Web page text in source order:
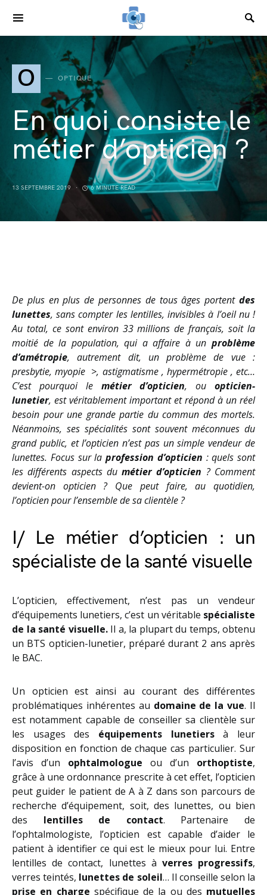
SEARCH FOR:
O OPTIQUE
En quoi consiste le
métier d’opticien ?
13 SEPTEMBRE 2019 6 MINUTE READ
De plus en plus de personnes de tous âges portent des
lunettes, sans compter les lentilles, invisibles à l’oeil nu !
Au total, ce sont environ 33 millions de français, soit la
moitié de la population, qui a affaire à un problème
d’amétropie, autrement dit, un problème de vue :
presbytie, myopie >, astigmatisme , hypermétropie , etc…
C’est pourquoi le métier d’opticien, ouopticien-
lunetier, est véritablement important et répond à un réel
besoin pour une grande partie du commun des mortels.
Néanmoins, ses spécialités sont souvent méconnues du
grand public, et l’opticien n’est pas un simple vendeur de
lunettes. Focus sur la profession d’opticien : quels sont
les différents aspects dumétier d’opticien ? Comment
devient-on opticien ? Que peut faire, au quotidien,
l’opticien pour l’ensemble de sa clientèle ?
I/ Le métier d’opticien : un
spécialiste de la santé visuelle
L’opticien, effectivement, n’est pas un vendeur
d’équipements lunetiers, c’est un véritable spécialiste
de la santé visuelle.Il a, la plupart du temps, obtenu
un BTS opticien-lunetier, préparé durant 2 ans après
le BAC.
Un opticien est ainsi au courant des différentes
problématiques inhérentes au domaine de la vue. Il
est notamment capable de conseiller sa clientèle sur
les usages des équipements lunetiersà leur
disposition en fonction de chaque cas particulier. Sur
l’avis d’un ophtalmologue ou d’un orthoptiste,
grâce à une ordonnance prescrite à cet effet, l’opticien
peut guider le patient de A à Z dans son parcours de
recherche d’équipement, soit, des lunettes, ou bien
des lentilles de contact. Partenaire de
l’ophtalmologiste, l’opticien est capable d’aider le
patient à identifier ce qui est le mieux pour lui. Entre
lentilles de contact, lunettes à verres progressifs,
verres teintés, lunettes de soleil… Il conseille selon la
prise en charge spécifique de la ou des mutuelles